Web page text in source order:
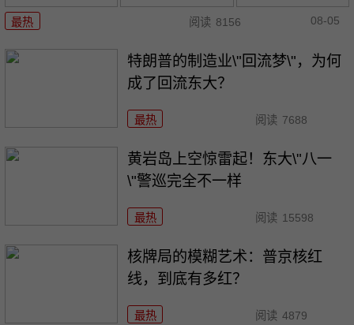
最热 阅读 8156 08-05
特朗普的制造业\"回流梦\"，为何
成了回流东大？
最热 阅读 7688
黄岩岛上空惊雷起！东大\"八一
\"警巡完全不一样
最热 阅读 15598
核牌局的模糊艺术：普京核红
线，到底有多红？
最热 阅读 4879